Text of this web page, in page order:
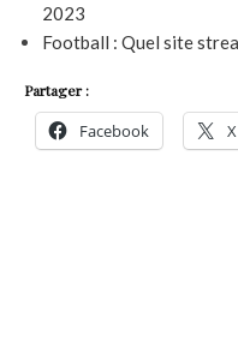
2023
Football : Quel site
Partager :
Facebook X